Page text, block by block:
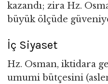
kazandı; zira Hz.
büyük ölçüde
İç Siyaset
Hz. Osman, iktidara
umumi bütçesini